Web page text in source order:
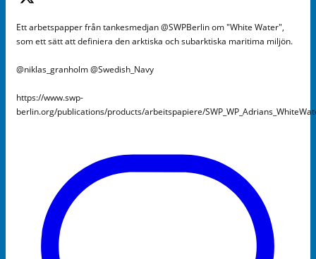
Ett arbetspapper från tankesmedjan @SWPBerlin om "White Water",
som ett sätt att definiera den arktiska och subarktiska maritima miljön.
@niklas_granholm @Swedish_Navy
https://www.swp-
berlin.org/publications/products/arbeitspapiere/